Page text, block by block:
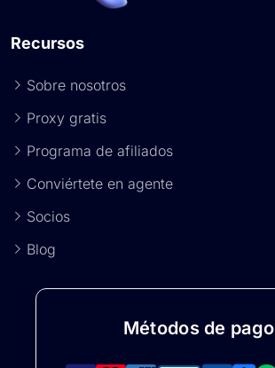
Recursos
Sobre nosotros
Proxy gratis
Programa de afiliados
Conviértete en agente
Socios
Blog
Métodos de pago